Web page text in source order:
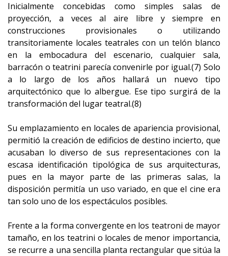
Inicialmente concebidas como simples salas de
proyección, a veces al aire libre y siempre en
construcciones provisionales o utilizando
transitoriamente locales teatrales con un telón blanco
en la embocadura del escenario, cualquier sala,
barracón o teatrini parecía convenirle por igual.(7) Solo
a lo largo de los años hallará un nuevo tipo
arquitectónico que lo albergue. Ese tipo surgirá de la
transformación del lugar teatral.(8)
Su emplazamiento en locales de apariencia provisional,
permitió la creación de edificios de destino incierto, que
acusaban lo diverso de sus representaciones con la
escasa identificación tipológica de sus arquitecturas,
pues en la mayor parte de las primeras salas, la
disposición permitía un uso variado, en que el cine era
tan solo uno de los espectáculos posibles.
Frente a la forma convergente en los teatroni de mayor
tamaño, en los teatrini o locales de menor importancia,
se recurre a una sencilla planta rectangular que sitúa la